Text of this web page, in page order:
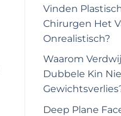
Vinden
Chirurgen Het
Onrealistisch?
Waarom
Dubbele Kin
Deep Plane